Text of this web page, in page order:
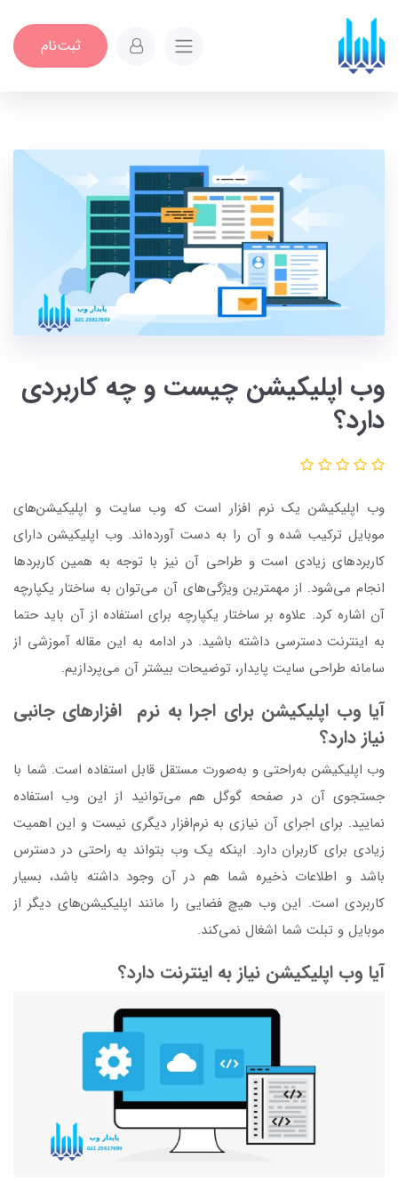
ثبت‌نام
وب اپلیکیشن چیست و چه کاربردی
دارد؟
وب اپلیکیشن یک نرم افزار است که وب سایت و اپلیکیشن‌های
موبایل ترکیب شده و آن را به دست آورده‌اند. وب اپلیکیشن دارای
کاربردهای زیادی است و طراحی آن نیز با توجه به همین کاربردها
انجام می‌شود‌. از مهمترین ویژگی‌های آن می‌توان به ساختار یکپارچه
آن اشاره کرد. علاوه بر ساختار یکپارچه برای استفاده از آن باید حتما
به اینترنت دسترسی داشته باشید‌. در ادامه به این مقاله آموزشی از
سامانه طراحی سایت پایدار، توضیحات بیشتر آن می‌پردازیم.
آیا وب اپلیکیشن برای اجرا به نرم ‌افزارهای جانبی
نیاز دارد؟
وب اپلیکیشن به‌راحتی و به‌صورت مستقل قابل استفاده است. شما با
جستجوی آن در صفحه گوگل هم می‌توانید از این وب استفاده
نمایید. برای اجرای آن نیازی به نرم‌افزار دیگری نیست و این اهمیت
زیادی برای کاربران دارد. ‌اینکه یک وب بتواند به راحتی در دسترس
باشد و اطلاعات ذخیره شما هم در آن وجود داشته باشد، بسیار
کاربردی است. این وب هیچ فضایی را مانند اپلیکیشن‌های دیگر از
موبایل و تبلت شما اشغال نمی‌کند.
آیا وب اپلیکیشن نیاز به اینترنت دارد؟